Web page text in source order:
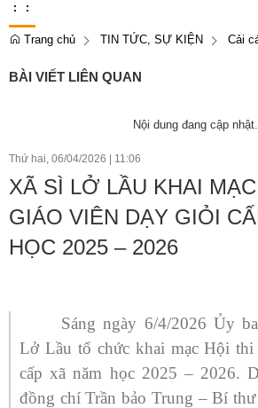
: :
Trang chủ TIN TỨC, SỰ KIỆN Cải
BÀI VIẾT LIÊN QUAN
Nội dung đang cập nhật...
Thứ hai, 06/04/2026 11:06
XÃ SÌ LỞ LẦU KHAI
GIÁO VIÊN DẠY GIỎI
HỌC 2025 – 2026
Sángngày 6/4/2026 Ủy
Lở Lầu tổ chức khai mạc Hội
cấp xã năm học 2025 – 2026.
đồng chí Trần bảo Trung – Bí